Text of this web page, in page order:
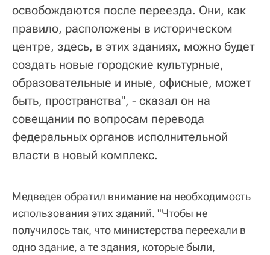
освобождаются после переезда. Они, как
правило, расположены в историческом
центре, здесь, в этих зданиях, можно будет
создать новые городские культурные,
образовательные и иные, офисные, может
быть, пространства", - сказал он на
совещании по вопросам перевода
федеральных органов исполнительной
власти в новый комплекс.
Медведев обратил внимание на необходимость
использования этих зданий. "Чтобы не
получилось так, что министерства переехали в
одно здание, а те здания, которые были,